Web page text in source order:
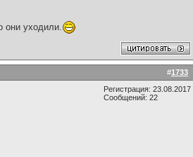
они уходили.
#1733
Регистрация: 23.08.2017
Сообщений: 22